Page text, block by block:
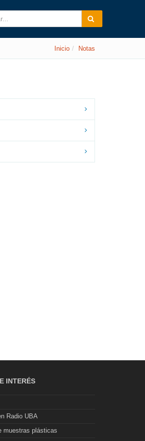
Inicio Notas
INTERÉS
Radio UBA
muestras plásticas